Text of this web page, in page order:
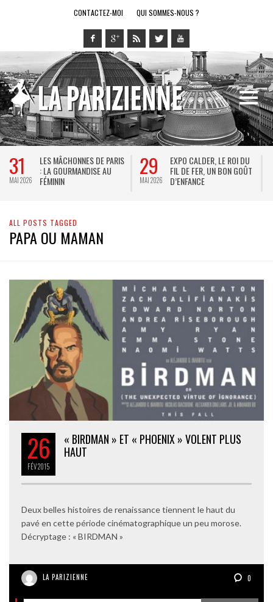
CONTACTEZ-MOI QUI SOMMES-NOUS ?
31
MAI 2026
LES MÂCHONNES DE PARIS
: LA GOURMANDISE AU
FÉMININ
29
MAI 2026
EXPO CALDER, LE ROI DU
FIL DE FER, UN BON GOÛT
D’ENFANCE
ALL POSTS TAGGED
PAPA OU MAMAN
26
FÉV2015
« BIRDMAN » ET « PHOENIX » VOLENT PLUS
HAUT
Deux belles histoires de renaissance tiennent le haut du
pavé en cette période cinématographique un peu morose.
Décryptage : « BIRDMAN »
LA PARIZIENNE 0